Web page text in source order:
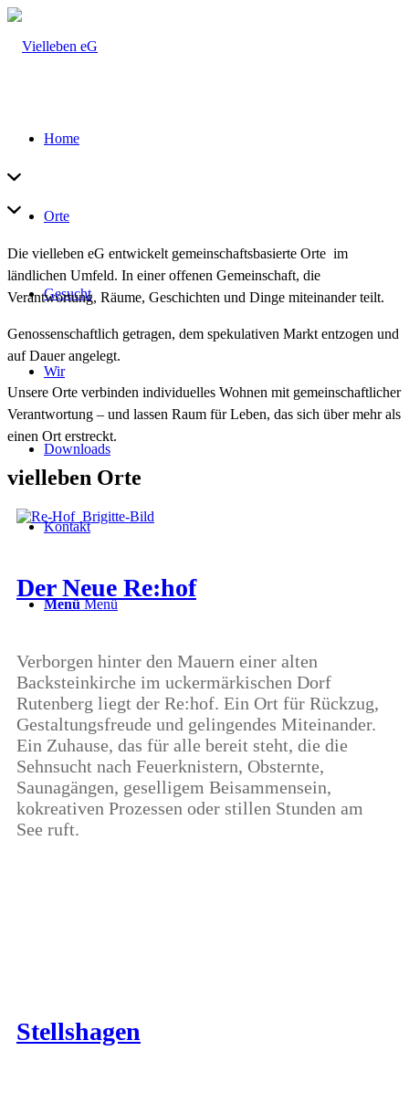
Home
Orte
Gesucht
Wir
Downloads
Kontakt
Menü Menü
Die vielleben eG entwickelt gemeinschaftsbasierte Orte im
ländlichen Umfeld. In einer offenen Gemeinschaft, die
Verantwortung, Räume, Geschichten und Dinge miteinander teilt.
Genossenschaftlich getragen, dem spekulativen Markt entzogen und
auf Dauer angelegt.
Unsere Orte verbinden individuelles Wohnen mit gemeinschaftlicher
Verantwortung – und lassen Raum für Leben, das sich über mehr als
einen Ort erstreckt.
vielleben Orte
Der Neue Re:hof
Verborgen hinter den Mauern einer alten
Backsteinkirche im uckermärkischen Dorf
Rutenberg liegt der Re:hof. Ein Ort für Rückzug,
Gestaltungsfreude und gelingendes Miteinander.
Ein Zuhause, das für alle bereit steht, die die
Sehnsucht nach Feuerknistern, Obsternte,
Saunagängen, geselligem Beisammensein,
kokreativen Prozessen oder stillen Stunden am
See ruft.
Stellshagen